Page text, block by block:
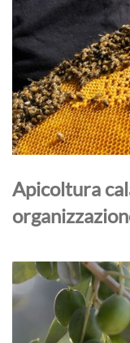
Apicoltura